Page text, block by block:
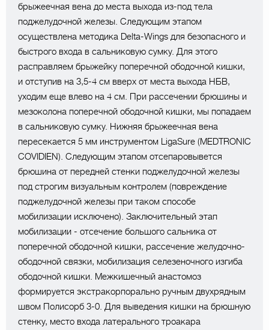
брыжеечная вена до места выхода из-под тела
поджелудочной железы. Следующим этапом
осуществлена методика Delta-Wings для безопасного и
быстрого входа в сальниковую сумку. Для этого
расправляем брыжейку поперечной ободочной кишки,
и отступив на 3,5-4 см вверх от места выхода НБВ,
уходим еще влево на 4 см. При рассечении брюшины и
мезоколона поперечной ободочной кишки, мы попадаем
в сальниковую сумку. Нижняя брыжеечная вена
пересекается 5 мм инструментом LigaSure (MEDTRONIC
COVIDIEN). Следующим этапом отсепаровывется
брюшина от передней стенки поджелудочной железы
под строгим визуальным контролем (повреждение
поджелудочной железы при таком способе
мобилизации исключено). Заключительный этап
мобилизации - отсечение большого сальника от
поперечной ободочной кишки, рассечение желудочно-
ободочной связки, мобилизация селезеночного изгиба
ободочной кишки. Межкишечный анастомоз
формируется экстракорпорально ручным двухрядным
швом Полисорб 3-0. Для выведения кишки на брюшную
стенку, место входа латерального троакара